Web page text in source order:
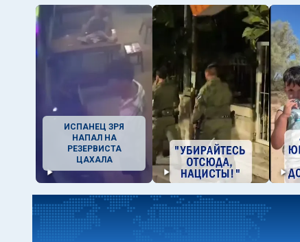
ИСПАНЕЦ ЗРЯ
НАПАЛ НА
РЕЗЕРВИСТА
ЦАХАЛА